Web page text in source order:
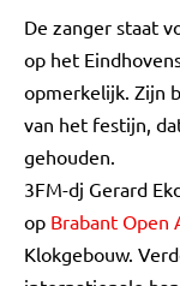
De zanger staat
op het
opmerkelijk. Zijn
van het festijn,
gehouden.
3FM-dj Gerard
op Brabant Open
Klokgebouw.